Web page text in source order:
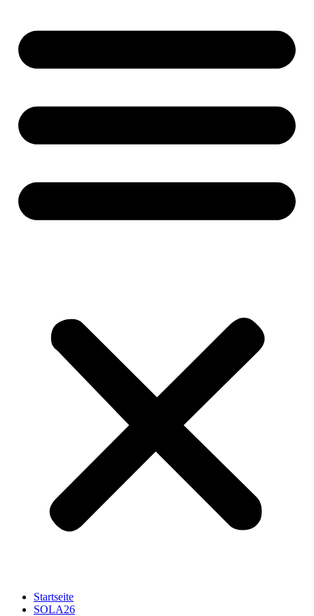
Startseite
SOLA26